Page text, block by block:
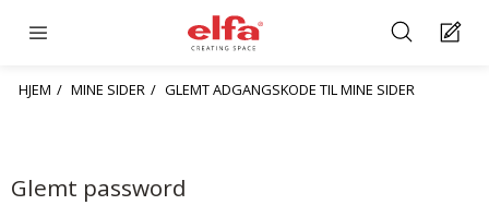
HJEM MINE SIDER GLEMT ADGANGSKODE TIL MINE SIDER
Glemt password